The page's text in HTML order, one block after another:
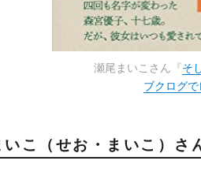
瀬尾まいこさん『そ
ブクログ
こ（せお・まいこ）さ